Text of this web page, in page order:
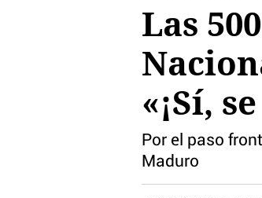
Las
«¡Sí,
Por el paso
Maduro